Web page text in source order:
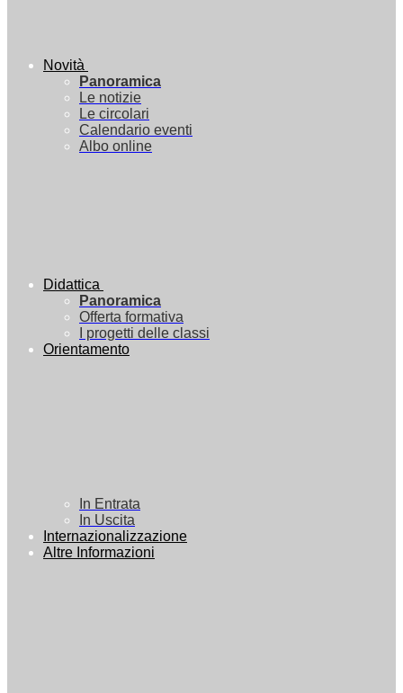
Novità
Panoramica
Le notizie
Le circolari
Calendario eventi
Albo online
Didattica
Panoramica
Offerta formativa
I progetti delle classi
Orientamento
In Entrata
In Uscita
Internazionalizzazione
Altre Informazioni